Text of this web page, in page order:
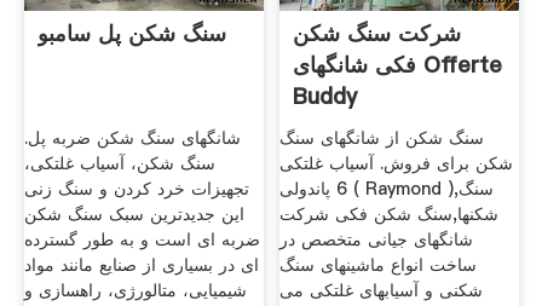
سنگ شکن پل سامبو
شانگهای سنگ شکن ضربه پل.
سنگ شکن، آسیاب غلتکی،
تجهیزات خرد کردن و سنگ زنی
این جدیدترین سبک سنگ شکن
ضربه ای است و به طور گسترده
ای در بسیاری از صنایع مانند مواد
شیمیایی، متالورژی، راهسازی و
شرکت سنگ شکن
فکی شانگهای Offerte
Buddy
سنگ شکن از شانگهای سنگ
شکن برای فروش. آسياب غلتکی
6 پاندولی ( Raymond ),سنگ
شکنها,سنگ شکن فکی شرکت
شانگهای جيانی متخصص در
ساخت انواع ماشينهای سنگ
شکنی و آسيابهای غلتکی می